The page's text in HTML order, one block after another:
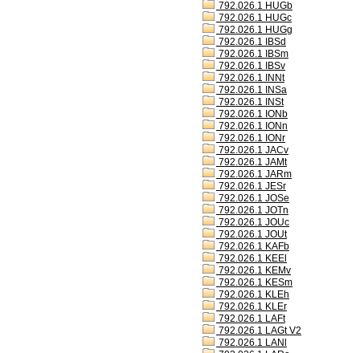
792.026.1 HUGb
792.026.1 HUGc
792.026.1 HUGg
792.026.1 IBSd
792.026.1 IBSm
792.026.1 IBSv
792.026.1 INNt
792.026.1 INSa
792.026.1 INSt
792.026.1 IONb
792.026.1 IONn
792.026.1 IONr
792.026.1 JACv
792.026.1 JAMt
792.026.1 JARm
792.026.1 JESr
792.026.1 JOSe
792.026.1 JOTn
792.026.1 JOUc
792.026.1 JOUt
792.026.1 KAFb
792.026.1 KEEl
792.026.1 KEMv
792.026.1 KESm
792.026.1 KLEh
792.026.1 KLEr
792.026.1 LAFt
792.026.1 LAGt V2
792.026.1 LANl